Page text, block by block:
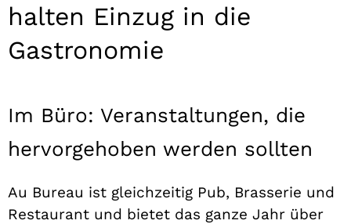
halten Einzug in die
Gastronomie
Im Büro: Veranstaltungen, die
hervorgehoben werden sollten
Au Bureau ist gleichzeitig Pub, Brasserie und
Restaurant und bietet das ganze Jahr über